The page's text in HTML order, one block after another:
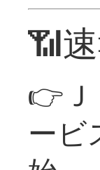
📶
👉Ｊ
ービ